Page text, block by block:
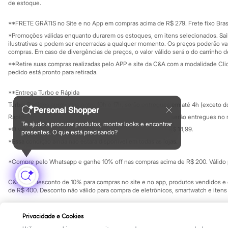
Yessica
Acessórios
Blusas
Calçados
Leggings
Shorts e Bermudas
Tops
Moda íntima
Cintas e Modeladores
Meias
Pijamas
Sutiãs e Tops
Moda praia
Maiôs
Saídas de praia
Personagens
Plus size
Blusas e Camisetas
Calças
Casacos e Jaquetas
Jeans
Personal Shopper
Te ajudo a procurar produtos, montar looks e encontrar
presentes. O que está precisando?
Investidores
Privacidade
Configuração de cookies
Minha privacidade
Educação
Formas de pagamento
de estoque.
**FRETE GRÁTIS no Site e no App em compras acima de R$ 279. Frete fixo
*Promoções válidas enquanto durarem os estoques, em itens selecionados.
ilustrativas e podem ser encerradas a qualquer momento. Os preços poderão
compras. Em caso de divergências de preços, o valor válido será o do carrinho
**Retire suas compras realizadas pelo APP e site da C&A com a modalidade
pedido está pronto para retirada.
**Entrega Turbo e Rápida
Turbo: Pedidos aprovados entre 10h e 17h, serão entregues em até 4h (exceto
Rápida: Pedidos com os pagamentos aprovados até as 10h, serão entregues
*O valor do frete para o turbo é R$ 24,99 e para a rápida é R$ 14,99.
*Essa condição ainda não estará disponível em todas as lojas.
*Compre pelo Whatsapp e ganhe 10% off nas compras acima de R$ 200.
C&A Pay: desconto de 10% para compras no site e no app, produtos vendidos
de R$ 400. Desconto não válido para compra de eletrônicos, smartwatch e
SP Cep: 06455-000 CNPJ 45.242.914/0001-05
Privacidade e Cookies